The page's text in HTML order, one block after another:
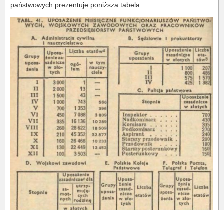
państwowych prezentuje poniższa tabela.